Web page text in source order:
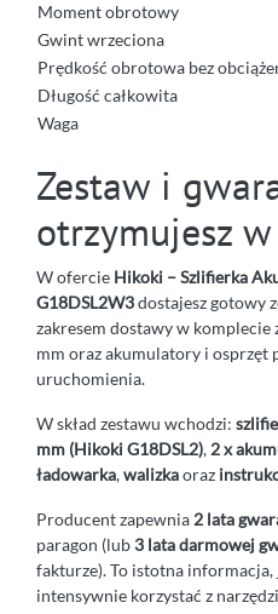
Moment obrotowy
Gwint wrzeciona
Prędkość obrotowa bez
Długość całkowita
Waga
Zestaw i
otrzymujesz
W ofercie Hikoki – Szlifierka
G18DSL2W3dostajesz gotowy
zakresem dostawy w komplecie
mm oraz akumulatory i osprzęt
uruchomienia.
W skład zestawu wchodzi:
mm (Hikoki G18DSL2), 2 x
ładowarka,walizkaoraz
Producent zapewnia 2 lata
paragon (lub3 lata darmowej
fakturze). To istotna informacja,
intensywnie korzystać z